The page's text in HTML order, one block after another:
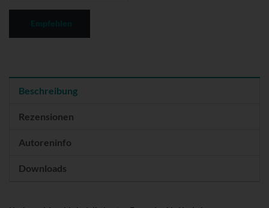
Beschreibung
Rezensionen
Autoreninfo
Downloads